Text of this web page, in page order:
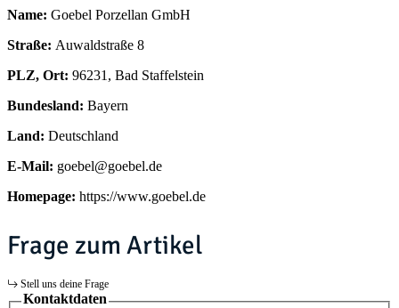
Name: Goebel Porzellan GmbH
Straße: Auwaldstraße 8
PLZ, Ort: 96231, Bad Staffelstein
Bundesland: Bayern
Land: Deutschland
E-Mail: goebel@goebel.de
Homepage: https://www.goebel.de
Frage zum Artikel
Stell uns deine Frage
Kontaktdaten